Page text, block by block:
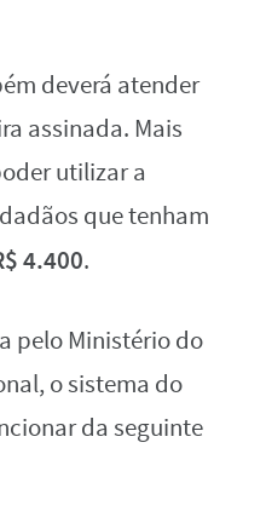
deverá atender
assinada. Mais
utilizar a
que tenham
4.400.
pelo Ministério do
o sistema do
da seguinte